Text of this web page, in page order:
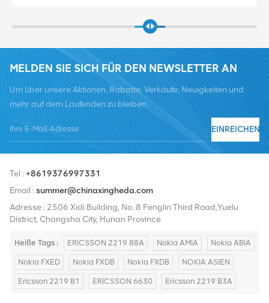
MELDEN SIE SICH FÜR DEN NEWSLETTER AN
Um über unsere Aktionen, Rabatte, Verkäufe, Neuigkeiten und
mehr auf dem Laufenden zu bleiben.
EINREICHEN
Tel :+8619376997331
Email :summer@chinaxingheda.com
Adresse : 2506 Xidi Building, No. 8 Fenglin Third Road,Yuelu
District, Changsha City, Hunan Province
Heiße Tags : ERICSSON 2219 B8A Nokia AMIA Nokia ABIA
Nokia FXED Nokia FXDB Nokia FXDB NOKIA ASIEN
Ericsson 2219 B1 ERICSSON 6630 Ericsson 2219 B3A